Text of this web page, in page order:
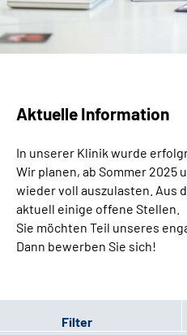
Aktuelle Information
In unserer Klinik wurde
Wir planen, ab Sommer 2025
wieder voll auszulasten. Aus
aktuell einige offene Stellen.
Sie möchten Teil unseres
Dann bewerben Sie sich!
Filter